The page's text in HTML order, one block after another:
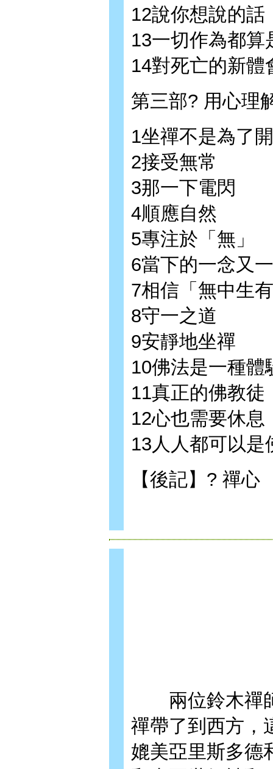
12說你想說的話
13一切作為都算
14對死亡的新體
第三部? 用心理
1坐禪不是為了
2接受無常
3那一下電閃
4順應自然
5專注於「無」
6當下的一念又
7相信「無中生
8守一之道
9安靜地坐禪
10佛法是一種體
11真正的佛教徒
12心也需要休息
13人人都可以是
【後記】? 禪心
兩位鈴木禪師
禪帶了到西方，
媲美亞里斯多德